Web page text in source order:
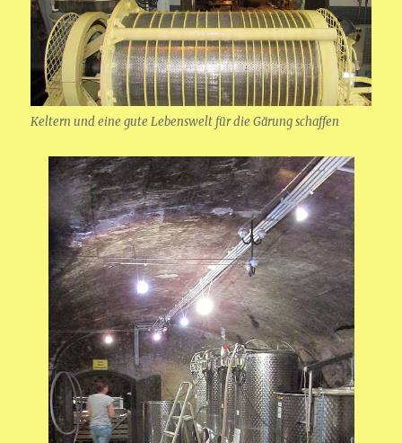
Keltern und eine gute Lebenswelt für die Gärung schaffen